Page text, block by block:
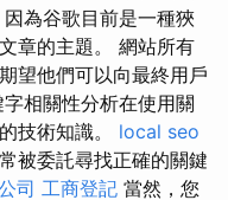
為谷歌目前是一種狹
章的主題。 網站所有
望他們可以向最終用戶
相關性分析在使用關
技術知識。 local seo
被委託尋找正確的關鍵
司 工商登記 當然，您